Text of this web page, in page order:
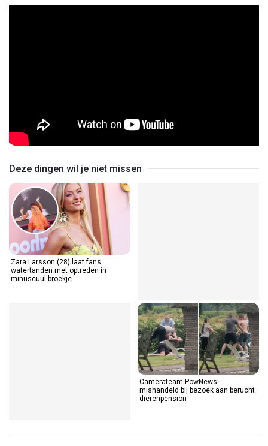
Deze dingen wil je niet missen
Zara Larsson (28) laat fans
watertanden met optreden in
minuscuul broekje
Camerateam PowNews
mishandeld bij bezoek aan berucht
dierenpension